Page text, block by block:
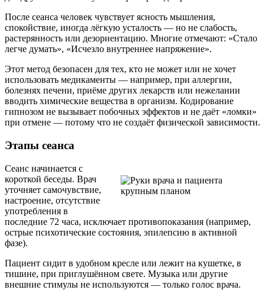
После сеанса человек чувствует ясность мышления,
спокойствие, иногда лёгкую усталость — но не слабость,
растерянность или дезориентацию. Многие отмечают: «Стало
легче думать», «Исчезло внутреннее напряжение».
Этот метод безопасен для тех, кто не может или не хочет
использовать медикаменты — например, при аллергии,
болезнях печени, приёме других лекарств или нежелании
вводить химические вещества в организм. Кодирование
гипнозом не вызывает побочных эффектов и не даёт «ломки»
при отмене — потому что не создаёт физической зависимости.
Этапы сеанса
Сеанс начинается с
короткой беседы. Врач
уточняет самочувствие,
настроение, отсутствие
употребления в
последние 72 часа, исключает противопоказания (например,
острые психотические состояния, эпилепсию в активной
фазе).
Пациент сидит в удобном кресле или лежит на кушетке, в
тишине, при приглушённом свете. Музыка или другие
внешние стимулы не используются — только голос врача.